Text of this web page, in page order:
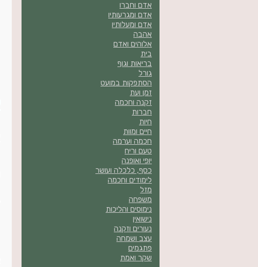
אדם וחברו
אדם ומגרעותיו
אדם ומעלותיו
אהבה
אלוהים ואדם
בית
בריאות וגוף
גורל
הסתפקות במועט
זמן ועת
זקנה וחכמה
חברות
חיות
חיים ומוות
חכמה וערמה
טעם וריח
יופי ואופנה
כסף, כלכלה ועושר
לימודים וחכמה
מזל
משפחה
נימוסים והליכות
נישואין
נעורים וזקנה
עצב ושמחה
פתגמים
שקר ואמת